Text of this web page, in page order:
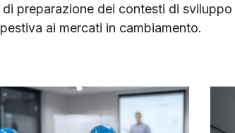
preparazione dei contesti di
ai mercati in cambiamento.